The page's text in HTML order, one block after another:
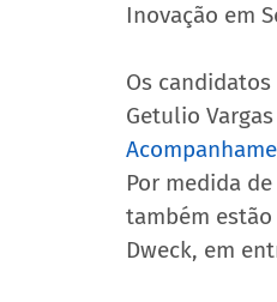
Inovação em
Os
Getulio
Por medida
também
Dweck, em